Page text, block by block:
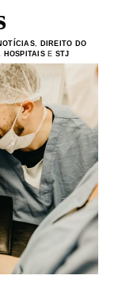
,
DIREITO DO
HOSPITAIS E STJ